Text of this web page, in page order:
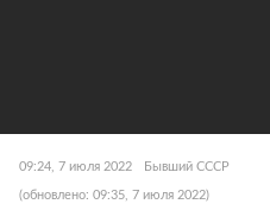
09:24, 7 июля 2022 Бывший СССР
(обновлено: 09:35, 7 июля 2022)